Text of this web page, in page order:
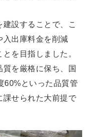
設することで、こ
入出庫料金を削減
を目指しました。
を厳格に保ち、国
60%といった品質管
課せられた大前提で